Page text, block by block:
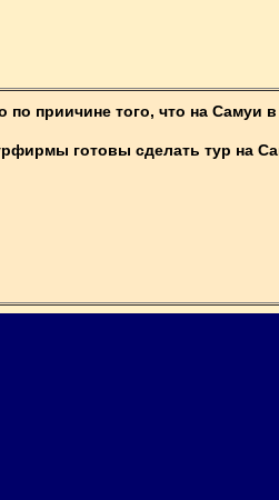
приичине того, что на Самуи
готовы сделать тур на